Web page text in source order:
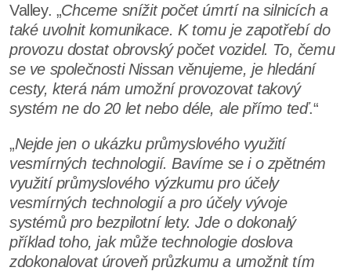
Valley. „Chceme snížit počet úmrtí na silnicích a
také uvolnit komunikace. K tomu je zapotřebí do
provozu dostat obrovský počet vozidel. To, čemu
se ve společnosti Nissan věnujeme, je hledání
cesty, která nám umožní provozovat takový
systém ne do 20 let nebo déle, ale přímo teď.“
„Nejde jen o ukázku průmyslového využití
vesmírných technologií. Bavíme se i o zpětném
využití průmyslového výzkumu pro účely
vesmírných technologií a pro účely vývoje
systémů pro bezpilotní lety. Jde o dokonalý
příklad toho, jak může technologie doslova
zdokonalovat úroveň průzkumu a umožnit tím